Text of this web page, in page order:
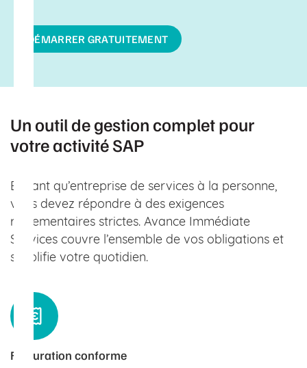
DÉMARRER GRATUITEMENT
Un outil de gestion complet pour
votre activité SAP
En tant qu’entreprise de services à la personne,
vous devez répondre à des exigences
réglementaires strictes. Avance Immédiate
Services couvre l’ensemble de vos obligations et
simplifie votre quotidien.
Facturation conforme